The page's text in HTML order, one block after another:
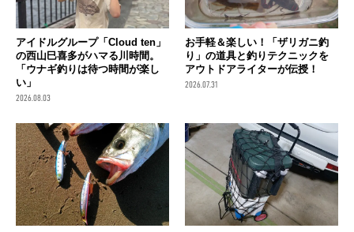
アイドルグループ「Cloud ten」
の西山巳喜多がハマる川時間。
「ウナギ釣りは待つ時間が楽し
い」
2026.08.03
お手軽＆楽しい！「ザリガニ釣
り」の道具と釣りテクニックを
アウトドアライターが伝授！
2026.07.31